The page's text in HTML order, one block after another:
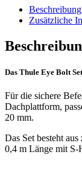
Beschreibung
Zusätzliche
Das Thule Eye Bolt
Für die sichere
Dachplattform,
20 mm.
Das Set besteht aus
0,4 m Länge mit S-